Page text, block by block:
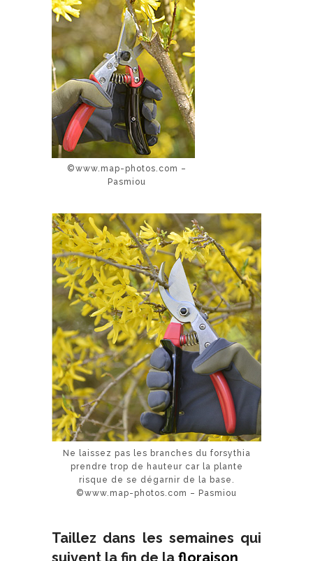
©www.map-photos.com –
Pasmiou
Ne laissez pas les branches du forsythia
prendre trop de hauteur car la plante
risque de se dégarnir de la base.
©www.map-photos.com – Pasmiou
Taillez dans les semaines qui
suivent la fin de la floraison